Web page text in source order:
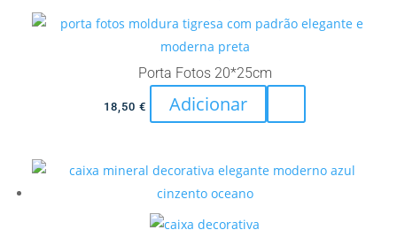
Porta Fotos 20*25cm
18,50 € Adicionar